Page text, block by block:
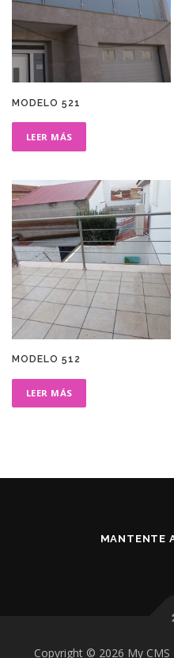
MODELO 521
LEER MÁS
MODELO 512
LEER MÁS
MANTENTE
Copyright © 2026 My CMS